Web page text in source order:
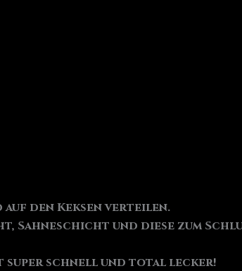
den Keksen verteilen.
Sahneschicht und diese zum
super schnell und total lecker!